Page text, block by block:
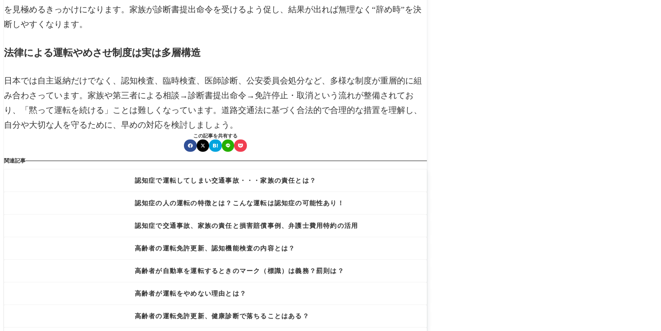
を見極めるきっかけになります。家族が診断書提出命令を受けるよう促し、結果が出れば無理なく“辞め時”を決
断しやすくなります。
法律による運転やめさせ制度は実は多層構造
日本では自主返納だけでなく、認知検査、臨時検査、医師診断、公安委員会処分など、多様な制度が重層的に組
み合わさっています。家族や第三者による相談→診断書提出命令→免許停止・取消という流れが整備されてお
り、「黙って運転を続ける」ことは難しくなっています。道路交通法に基づく合法的で合理的な措置を理解し、
自分や大切な人を守るために、早めの対応を検討しましょう。
この記事を共有する
関連記事
認知症で運転してしまい交通事故・・・家族の責任とは？
認知症の人の運転の特徴とは？こんな運転は認知症の可能性あり！
認知症で交通事故、家族の責任と損害賠償事例、弁護士費用特約の活用
高齢者の運転免許更新、認知機能検査の内容とは？
高齢者が自動車を運転するときのマーク（標識）は義務？罰則は？
高齢者が運転をやめない理由とは？
高齢者の運転免許更新、健康診断で落ちることはある？